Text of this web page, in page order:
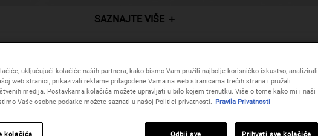
SAZNAJTE VIŠE ＋
uključujući kolačiće naših partnera, kako bismo Vam pružili najbolje korisničko iskustvo, analizirali
web stranici, prikazivali reklame prilagođene Vama na web stranicama trećih strana i pružali
medija. Postavkama kolačića možete upravljati u bilo kojem trenutku. Više o tome kako mi i naši
Vaše osobne podatke možete saznati u našoj Politici privatnosti. Pravila Privatnosti
Odbij sve Prihvati sve kolačiće
kolačića